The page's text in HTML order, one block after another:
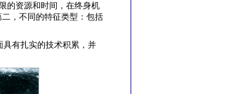
的资源和时间，在终身机
，不同的特征类型：包括
具有扎实的技术积累，并